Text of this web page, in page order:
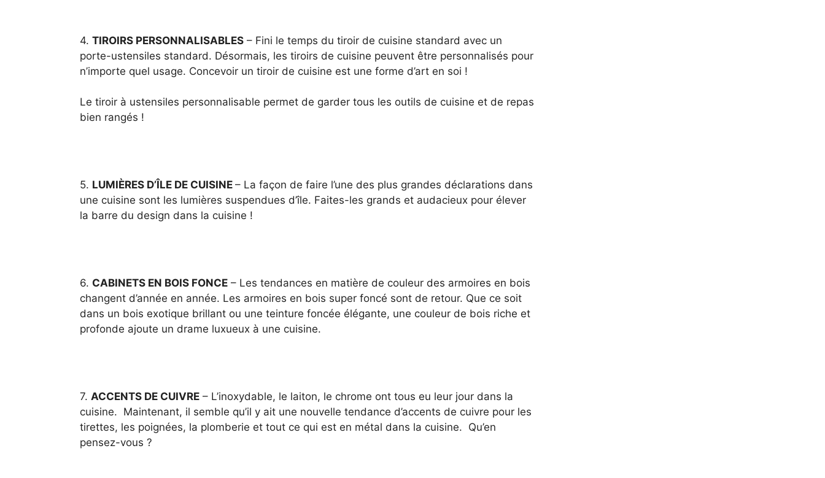
4. TIROIRS PERSONNALISABLES– Fini le temps du tiroir de cuisine standard avec un
porte-ustensiles standard. Désormais, les tiroirs de cuisine peuvent être personnalisés pour
n’importe quel usage. Concevoir un tiroir de cuisine est une forme d’art en soi !
Le tiroir à ustensiles personnalisable permet de garder tous les outils de cuisine et de repas
bien rangés !
5. LUMIÈRES D’ÎLE DE CUISINE – La façon de faire l’une des plus grandes déclarations dans
une cuisine sont les lumières suspendues d’île. Faites-les grands et audacieux pour élever
la barre du design dans la cuisine !
6. CABINETS EN BOIS FONCE– Les tendances en matière de couleur des armoires en bois
changent d’année en année. Les armoires en bois super foncé sont de retour. Que ce soit
dans un bois exotique brillant ou une teinture foncée élégante, une couleur de bois riche et
profonde ajoute un drame luxueux à une cuisine.
7. ACCENTS DE CUIVRE– L’inoxydable, le laiton, le chrome ont tous eu leur jour dans la
cuisine. Maintenant, il semble qu’il y ait une nouvelle tendance d’accents de cuivre pour les
tirettes, les poignées, la plomberie et tout ce qui est en métal dans la cuisine. Qu’en
pensez-vous ?